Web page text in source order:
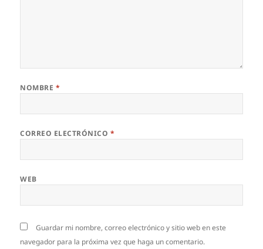
NOMBRE *
CORREO ELECTRÓNICO *
WEB
Guardar mi nombre, correo electrónico y sitio web en este
navegador para la próxima vez que haga un comentario.